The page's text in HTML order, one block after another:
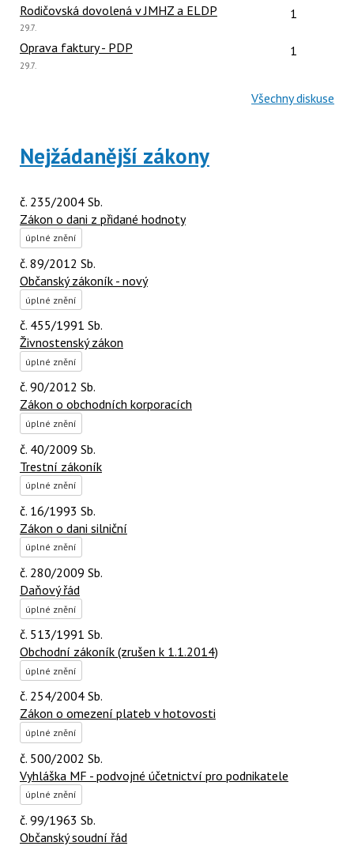
Rodičovská dovolená v JMHZ a ELDP Počet
1
Poslední
29.7.
Oprava faktury - PDP Počet
1
Poslední
29.7.
Všechny diskuse
Nejžádanější zákony
č. 235/2004 Sb.
Zákon o dani z přidané hodnoty
úplné znění
č. 89/2012 Sb.
Občanský zákoník - nový
úplné znění
č. 455/1991 Sb.
Živnostenský zákon
úplné znění
č. 90/2012 Sb.
Zákon o obchodních korporacích
úplné znění
č. 40/2009 Sb.
Trestní zákoník
úplné znění
č. 16/1993 Sb.
Zákon o dani silniční
úplné znění
č. 280/2009 Sb.
Daňový řád
úplné znění
č. 513/1991 Sb.
Obchodní zákoník (zrušen k 1.1.2014)
úplné znění
č. 254/2004 Sb.
Zákon o omezení plateb v hotovosti
úplné znění
č. 500/2002 Sb.
Vyhláška MF - podvojné účetnictví pro podnikatele
úplné znění
č. 99/1963 Sb.
Občanský soudní řád